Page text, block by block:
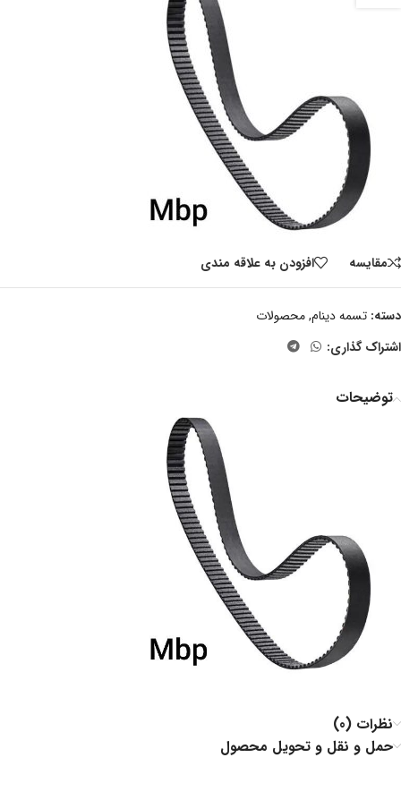
مقايسه افزودن به علاقه مندی
دسته: تسمه دینام,محصولات
اشتراک گذاری:
توضیحات
نظرات (0)
حمل و نقل و تحویل محصول